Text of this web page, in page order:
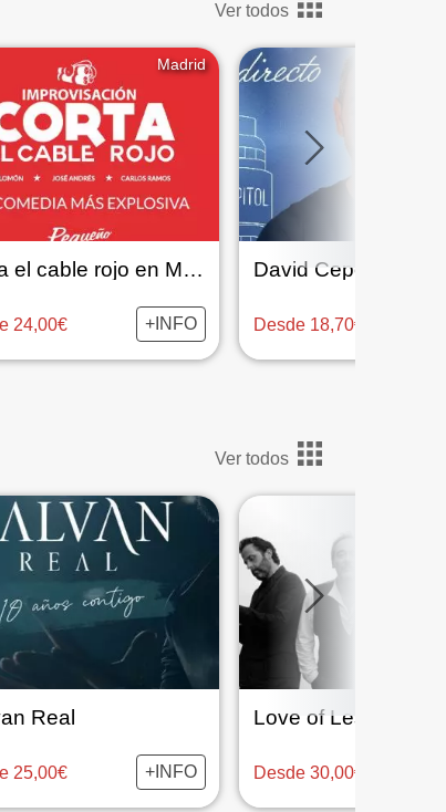
Ver todos
Madrid
Corta el cable rojo en Madrid
24,00€ +INFO
David Cepo
Desde 18,70€
Ver todos
Real
25,00€ +INFO
Love of Lesbian
Desde 30,00€